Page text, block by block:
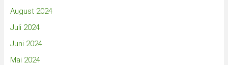
August 2024
Juli 2024
Juni 2024
Mai 2024